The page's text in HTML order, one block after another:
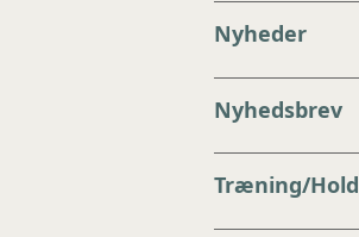
Nyheder
Nyhedsbrev
Træning/Hold